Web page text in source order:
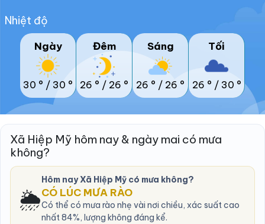
Nhiệt độ
Ngày
30 ° / 30 °
Đêm
26 ° / 26 °
Sáng
26 ° / 26 °
Tối
26 ° / 30 °
Xã Hiệp Mỹ hôm nay & ngày mai có mưa
không?
🌦️
Hôm nay Xã Hiệp Mỹ có mưa không?
CÓ LÚC MƯA RÀO
Có thể có mưa rào nhẹ vài nơi chiều, xác suất cao
nhất 84%, lượng không đáng kể.